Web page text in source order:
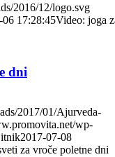
2016/12/logo.svg
06 17:28:45Video: joga
dni
2017/01/Ajurveda-
wp-
2017-07-08
za vroče poletne dni